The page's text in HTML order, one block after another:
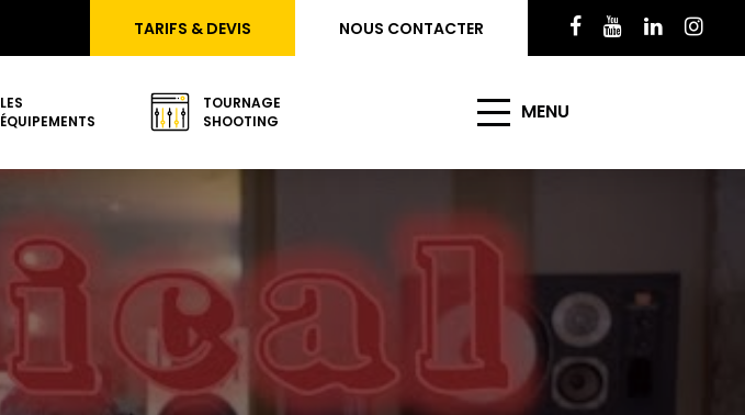
TARIFS & DEVIS NOUS CONTACTER
LES
ÉQUIPEMENTS
TOURNAGE
SHOOTING
MENU